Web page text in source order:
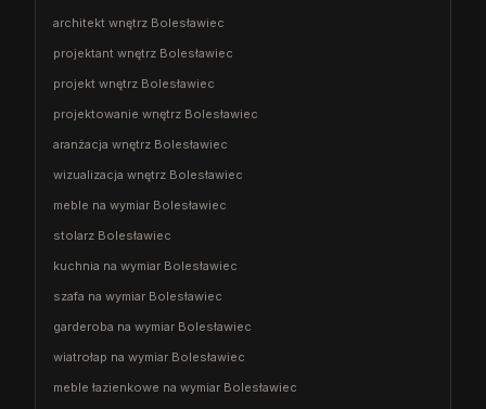
architekt wnętrz Bolesławiec
projektant wnętrz Bolesławiec
projekt wnętrz Bolesławiec
projektowanie wnętrz Bolesławiec
aranżacja wnętrz Bolesławiec
wizualizacja wnętrz Bolesławiec
meble na wymiar Bolesławiec
stolarz Bolesławiec
kuchnia na wymiar Bolesławiec
szafa na wymiar Bolesławiec
garderoba na wymiar Bolesławiec
wiatrołap na wymiar Bolesławiec
meble łazienkowe na wymiar Bolesławiec